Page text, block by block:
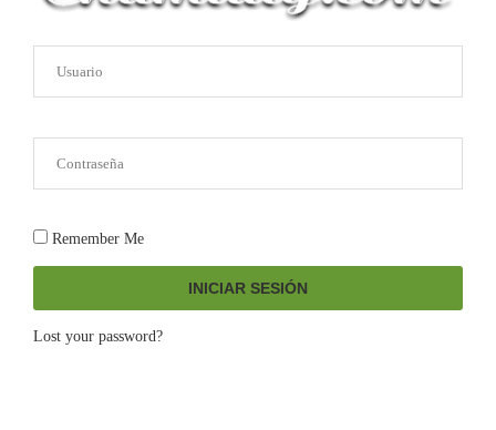
Remember Me
INICIAR SESIÓN
Lost your password?